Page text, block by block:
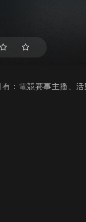
：電競賽事主播、